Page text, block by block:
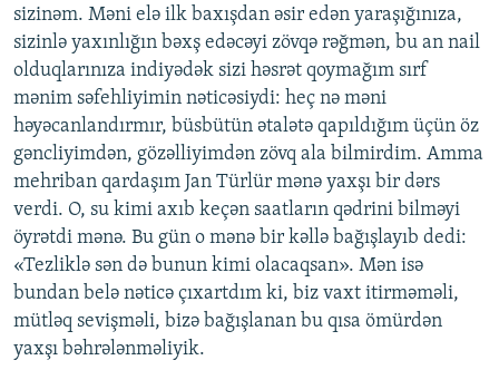
sizinəm. Məni elə ilk baxışdan əsir edən yaraşığınıza,
sizinlə yaxınlığın bəxş edəcəyi zövqə rəğmən, bu an nail
olduqlarınıza indiyədək sizi həsrət qoymağım sırf
mənim səfehliyimin nəticəsiydi: heç nə məni
həyəcanlandırmır, büsbütün ətalətə qapıldığım üçün öz
gəncliyimdən, gözəlliyimdən zövq ala bilmirdim. Amma
mehriban qardaşım Jan Türlür mənə yaxşı bir dərs
verdi. O, su kimi axıb keçən saatların qədrini bilməyi
öyrətdi mənə. Bu gün o mənə bir kəllə bağışlayıb dedi:
«Tezliklə sən də bunun kimi olacaqsan». Mən isə
bundan belə nəticə çıxartdım ki, biz vaxt itirməməli,
mütləq sevişməli, bizə bağışlanan bu qısa ömürdən
yaxşı bəhrələnməliyik.